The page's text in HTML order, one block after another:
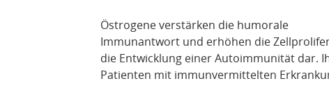
Östrogene verstärken die humorale
Immunantwort und erhöhen die
die Entwicklung einer Autoimmunität dar.
Patienten mit immunvermittelten